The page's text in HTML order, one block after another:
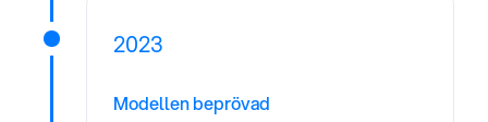
2023
Modellen beprövad
James was here